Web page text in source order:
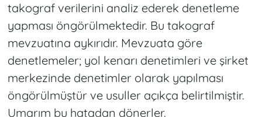
takograf verilerini analiz ederek denetleme
yapması öngörülmektedir. Bu takograf
mevzuatına aykırıdır. Mevzuata göre
denetlemeler; yol kenarı denetimleri ve şirket
merkezinde denetimler olarak yapılması
öngörülmüştür ve usuller açıkça belirtilmiştir.
Umarım bu hatadan dönerler.